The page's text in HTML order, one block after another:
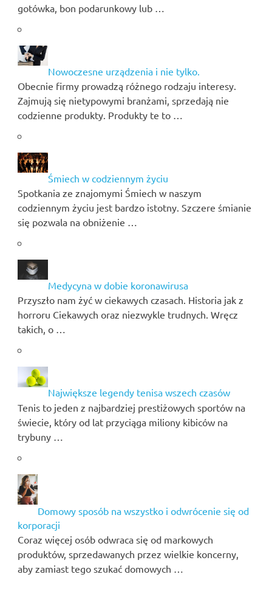
gotówka, bon podarunkowy lub …
Nowoczesne urządzenia i nie tylko.
Obecnie firmy prowadzą różnego rodzaju interesy.
Zajmują się nietypowymi branżami, sprzedają nie
codzienne produkty. Produkty te to …
Śmiech w codziennym życiu
Spotkania ze znajomymi Śmiech w naszym
codziennym życiu jest bardzo istotny. Szczere śmianie
się pozwala na obniżenie …
Medycyna w dobie koronawirusa
Przyszło nam żyć w ciekawych czasach. Historia jak z
horroru Ciekawych oraz niezwykle trudnych. Wręcz
takich, o …
Największe legendy tenisa wszech czasów
Tenis to jeden z najbardziej prestiżowych sportów na
świecie, który od lat przyciąga miliony kibiców na
trybuny …
Domowy sposób na wszystko i odwrócenie się od
korporacji
Coraz więcej osób odwraca się od markowych
produktów, sprzedawanych przez wielkie koncerny,
aby zamiast tego szukać domowych …